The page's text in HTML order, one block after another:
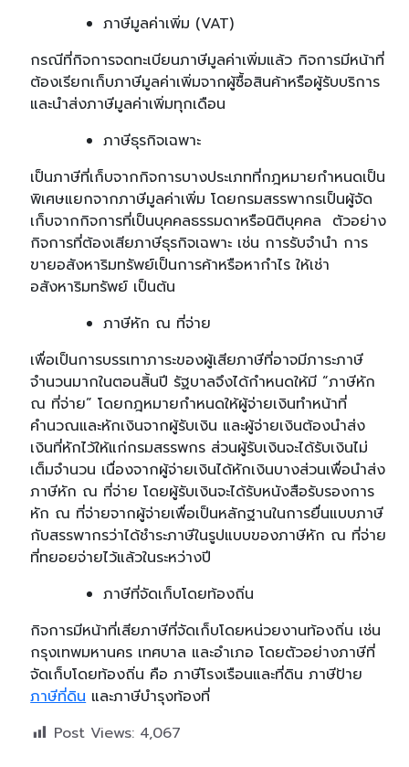
ภาษีมูลค่าเพิ่ม (VAT)
กรณีที่กิจการจดทะเบียนภาษีมูลค่าเพิ่มแล้ว กิจการมีหน้าที่
ต้องเรียกเก็บภาษีมูลค่าเพิ่มจากผู้ซื้อสินค้าหรือผู้รับบริการ
และนำส่งภาษีมูลค่าเพิ่มทุกเดือน
ภาษีธุรกิจเฉพาะ
เป็นภาษีที่เก็บจากกิจการบางประเภทที่กฎหมายกำหนดเป็น
พิเศษแยกจากภาษีมูลค่าเพิ่ม โดยกรมสรรพากรเป็นผู้จัด
เก็บจากกิจการที่เป็นบุคคลธรรมดาหรือนิติบุคคล ตัวอย่าง
กิจการที่ต้องเสียภาษีธุรกิจเฉพาะ เช่น การรับจำนำ การ
ขายอสังหาริมทรัพย์เป็นการค้าหรือหากำไร ให้เช่า
อสังหาริมทรัพย์ เป็นต้น
ภาษีหัก ณ ที่จ่าย
เพื่อเป็นการบรรเทาภาระของผู้เสียภาษีที่อาจมีภาระภาษี
จำนวนมากในตอนสิ้นปี รัฐบาลจึงได้กำหนดให้มี “ภาษีหัก
ณ ที่จ่าย” โดยกฎหมายกำหนดให้ผู้จ่ายเงินทำหน้าที่
คำนวณและหักเงินจากผู้รับเงิน และผู้จ่ายเงินต้องนำส่ง
เงินที่หักไว้ให้แก่กรมสรรพกร ส่วนผู้รับเงินจะได้รับเงินไม่
เต็มจำนวน เนื่องจากผู้จ่ายเงินได้หักเงินบางส่วนเพื่อนำส่ง
ภาษีหัก ณ ที่จ่าย โดยผู้รับเงินจะได้รับหนังสือรับรองการ
หัก ณ ที่จ่ายจากผู้จ่ายเพื่อเป็นหลักฐานในการยื่นแบบภาษี
กับสรรพากรว่าได้ชำระภาษีในรูปแบบของภาษีหัก ณ ที่จ่าย
ที่ทยอยจ่ายไว้แล้วในระหว่างปี
ภาษีที่จัดเก็บโดยท้องถิ่น
กิจการมีหน้าที่เสียภาษีที่จัดเก็บโดยหน่วยงานท้องถิ่น เช่น
กรุงเทพมหานคร เทศบาล และอำเภอ โดยตัวอย่างภาษีที่
จัดเก็บโดยท้องถิ่น คือ ภาษีโรงเรือนและที่ดิน ภาษีป้าย
ภาษีที่ดินและภาษีบำรุงท้องที่
Post Views: 4,067